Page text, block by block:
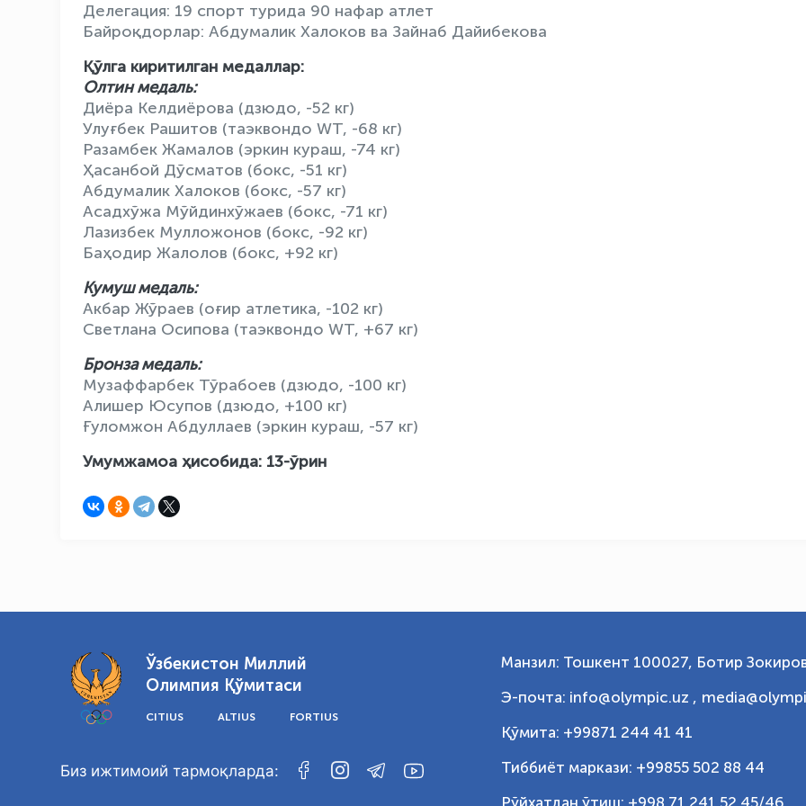
Делегация: 19 спорт турида 90 нафар атлет
Байроқдорлар: Абдумалик Халоков ва Зайнаб Дайибекова
Қўлга киритилган медаллар:
Олтин медаль:
Диёра Келдиёрова (дзюдо, -52 кг)
Улуғбек Рашитов (таэквондо WТ, -68 кг)
Разамбек Жамалов (эркин кураш, -74 кг)
Ҳасанбой Дўсматов (бокс, -51 кг)
Абдумалик Халоков (бокс, -57 кг)
Асадхўжа Мўйдинхўжаев (бокс, -71 кг)
Лазизбек Мулложонов (бокс, -92 кг)
Баҳодир Жалолов (бокс, +92 кг)
Кумуш медаль:
Акбар Жўраев (оғир атлетика, -102 кг)
Светлана Осипова (таэквондо WТ, +67 кг)
Бронза медаль:
Музаффарбек Тўрабоев (дзюдо, -100 кг)
Алишер Юсупов (дзюдо, +100 кг)
Ғуломжон Абдуллаев (эркин кураш, -57 кг)
Умумжамоа ҳисобида: 13-ўрин
Ўзбекистон Миллий
Олимпия Қўмитаси
CITIUS ALTIUS FORTIUS
Биз ижтимоий тармоқларда:
Манзил: Тошкент 100027, Ботир
Э-почта: info@olympic.uz ,
Қўмита: +99871 244 41 41
Тиббиёт маркази: +99855 502 88 44
Рўйхатдан ўтиш: +998 71 241 52 45/46